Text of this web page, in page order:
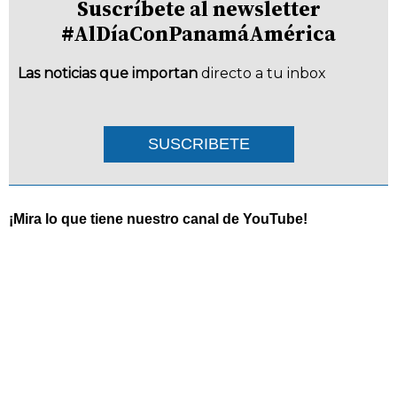
Suscríbete al newsletter
#AlDíaConPanamáAmérica
Las noticias que importan directo a tu inbox
SUSCRIBETE
¡Mira lo que tiene nuestro canal de YouTube!